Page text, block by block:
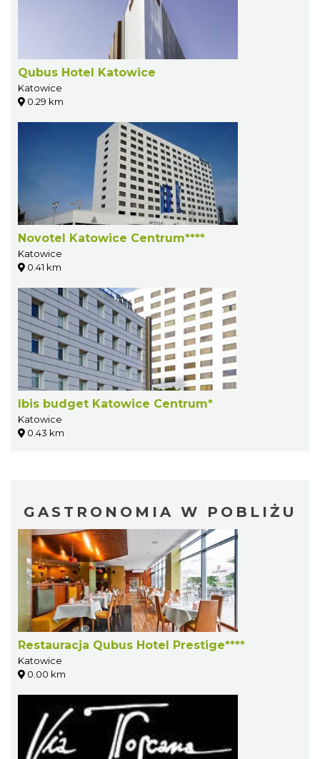
Qubus Hotel Katowice
Katowice
0.29 km
Novotel Katowice Centrum****
Katowice
0.41 km
Ibis budget Katowice Centrum*
Katowice
0.43 km
GASTRONOMIA W POBLIŻU
Restauracja Qubus Hotel Prestige****
Katowice
0.00 km